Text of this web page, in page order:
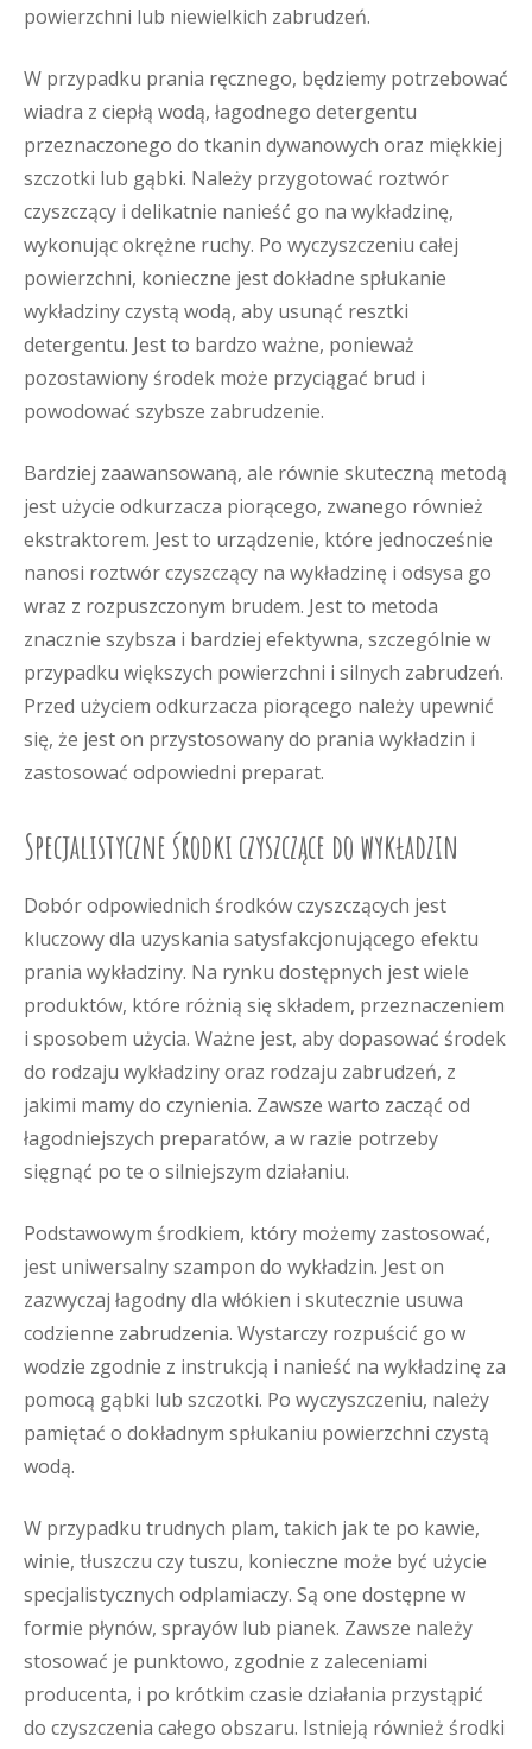
powierzchni lub niewielkich zabrudzeń.
W przypadku prania ręcznego, będziemy potrzebować
wiadra z ciepłą wodą, łagodnego detergentu
przeznaczonego do tkanin dywanowych oraz miękkiej
szczotki lub gąbki. Należy przygotować roztwór
czyszczący i delikatnie nanieść go na wykładzinę,
wykonując okrężne ruchy. Po wyczyszczeniu całej
powierzchni, konieczne jest dokładne spłukanie
wykładziny czystą wodą, aby usunąć resztki
detergentu. Jest to bardzo ważne, ponieważ
pozostawiony środek może przyciągać brud i
powodować szybsze zabrudzenie.
Bardziej zaawansowaną, ale równie skuteczną metodą
jest użycie odkurzacza piorącego, zwanego również
ekstraktorem. Jest to urządzenie, które jednocześnie
nanosi roztwór czyszczący na wykładzinę i odsysa go
wraz z rozpuszczonym brudem. Jest to metoda
znacznie szybsza i bardziej efektywna, szczególnie w
przypadku większych powierzchni i silnych zabrudzeń.
Przed użyciem odkurzacza piorącego należy upewnić
się, że jest on przystosowany do prania wykładzin i
zastosować odpowiedni preparat.
Specjalistyczne środki czyszczące do wykładzin
Dobór odpowiednich środków czyszczących jest
kluczowy dla uzyskania satysfakcjonującego efektu
prania wykładziny. Na rynku dostępnych jest wiele
produktów, które różnią się składem, przeznaczeniem
i sposobem użycia. Ważne jest, aby dopasować środek
do rodzaju wykładziny oraz rodzaju zabrudzeń, z
jakimi mamy do czynienia. Zawsze warto zacząć od
łagodniejszych preparatów, a w razie potrzeby
sięgnąć po te o silniejszym działaniu.
Podstawowym środkiem, który możemy zastosować,
jest uniwersalny szampon do wykładzin. Jest on
zazwyczaj łagodny dla włókien i skutecznie usuwa
codzienne zabrudzenia. Wystarczy rozpuścić go w
wodzie zgodnie z instrukcją i nanieść na wykładzinę za
pomocą gąbki lub szczotki. Po wyczyszczeniu, należy
pamiętać o dokładnym spłukaniu powierzchni czystą
wodą.
W przypadku trudnych plam, takich jak te po kawie,
winie, tłuszczu czy tuszu, konieczne może być użycie
specjalistycznych odplamiaczy. Są one dostępne w
formie płynów, sprayów lub pianek. Zawsze należy
stosować je punktowo, zgodnie z zaleceniami
producenta, i po krótkim czasie działania przystąpić
do czyszczenia całego obszaru. Istnieją również środki